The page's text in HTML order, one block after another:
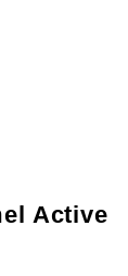
Active